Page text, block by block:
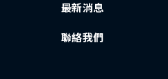
最新消息
聯絡我們